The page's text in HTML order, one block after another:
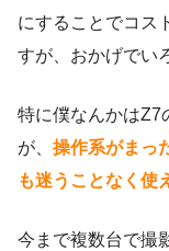
にすることでコス
すが、おかげでい
特に僕なんかはZ7
が、 操作系がまっ
も迷うことなく使
今まで複数台で撮